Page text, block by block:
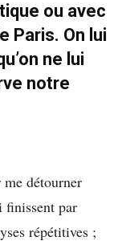
ou avec
Paris. On lui
ne lui
notre
détourner
finissent par
répétitives ;